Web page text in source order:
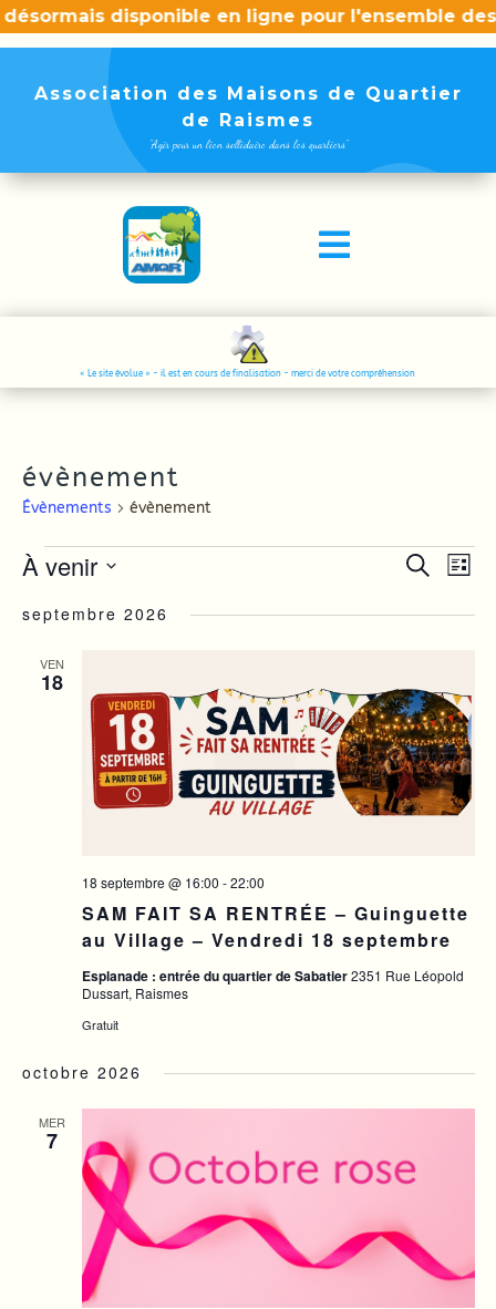
disponible en ligne pour l'ensemble des
Association des Maisons de Quartier
de Raismes
"Agir pour un lien sollidaire dans les quartiers"

« Le site évolue » - il est en cours de finalisation - merci de votre compréhension
évènement
Évènements évènement
Évènements Recherche
Liste
À venir
date.
septembre 2026
VEN
18
SAM FAIT SA RENTRÉE – Guinguette
au Village – Vendredi 18 septembre
18 septembre @ 16:00 -22:00
Esplanade : entrée du quartier de Sabatier2351 Rue Léopold
Dussart, Raismes
Gratuit
octobre 2026
MER
7